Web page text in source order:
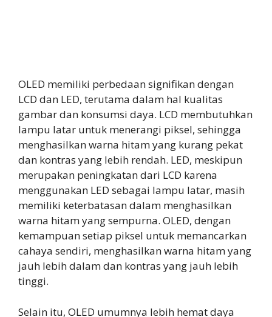
OLED memiliki perbedaan signifikan dengan
LCD dan LED, terutama dalam hal kualitas
gambar dan konsumsi daya. LCD membutuhkan
lampu latar untuk menerangi piksel, sehingga
menghasilkan warna hitam yang kurang pekat
dan kontras yang lebih rendah. LED, meskipun
merupakan peningkatan dari LCD karena
menggunakan LED sebagai lampu latar, masih
memiliki keterbatasan dalam menghasilkan
warna hitam yang sempurna. OLED, dengan
kemampuan setiap piksel untuk memancarkan
cahaya sendiri, menghasilkan warna hitam yang
jauh lebih dalam dan kontras yang jauh lebih
tinggi.
Selain itu, OLED umumnya lebih hemat daya